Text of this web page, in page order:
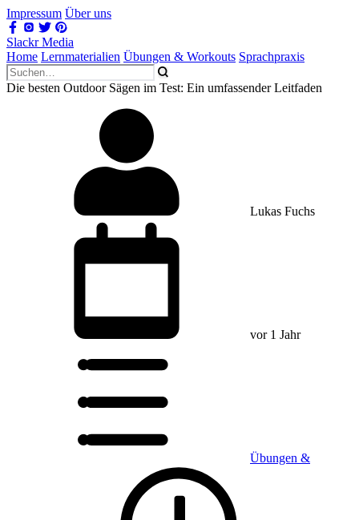
Impressum Über uns
Slackr Media
Home Lernmaterialien Übungen & Workouts Sprachpraxis
Die besten Outdoor Sägen im Test: Ein umfassender Leitfaden
Lukas Fuchs
vor 1 Jahr
Übungen &